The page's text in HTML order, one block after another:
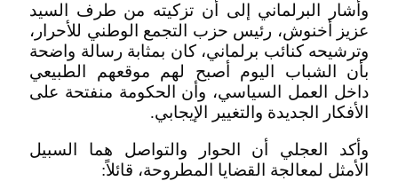
وأشار البرلماني إلى أن تزكيته من طرف السيد
عزيز أخنوش، رئيس حزب التجمع الوطني للأحرار،
وترشيحه كنائب برلماني، كان بمثابة رسالة واضحة
بأن الشباب اليوم أصبح لهم موقعهم الطبيعي
داخل العمل السياسي، وأن الحكومة منفتحة على
الأفكار الجديدة والتغيير الإيجابي.
وأكد العجلي أن الحوار والتواصل هما السبيل
الأمثل لمعالجة القضايا المطروحة، قائلاً: